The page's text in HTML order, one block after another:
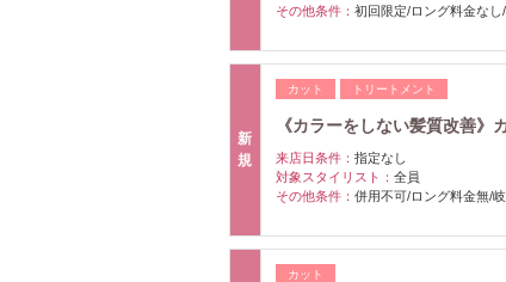
その他条件： 初回限定/ロング料金な
新
規
カット トリートメント
《カラーをしない髪質改善
来店日条件： 指定なし
対象スタイリスト： 全員
その他条件： 併用不可/ロング料金無/
カット